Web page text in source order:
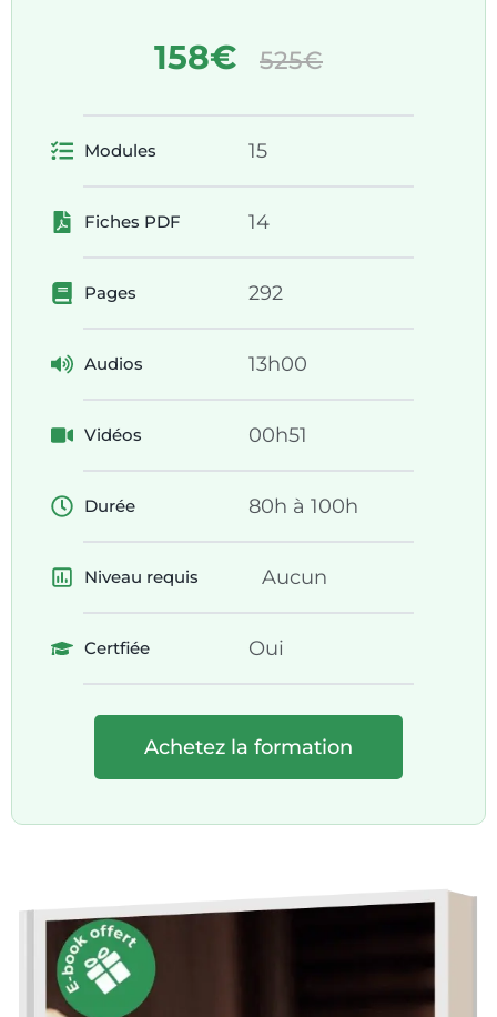
158€ 525€
Modules 15
Fiches PDF 14
Pages 292
Audios 13h00
Vidéos 00h51
Durée 80h à 100h
Niveau requis Aucun
Certfiée Oui
Achetez la formation